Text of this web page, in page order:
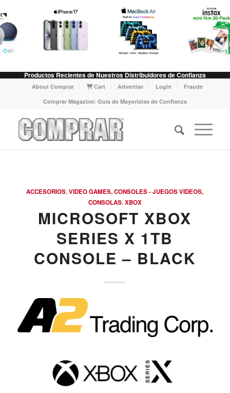
Productos Recientes de Nuestros Distribuidores de Confianza
About Comprar Cart Advertise Login
Fraude
Comprar Magazine: Guia de Mayoristas de Confianza
ACCESORIOS,VIDEO GAMES, CONSOLES - JUEGOS VIDEOS,
CONSOLAS,XBOX
MICROSOFT XBOX
SERIES X 1TB
CONSOLE – BLACK